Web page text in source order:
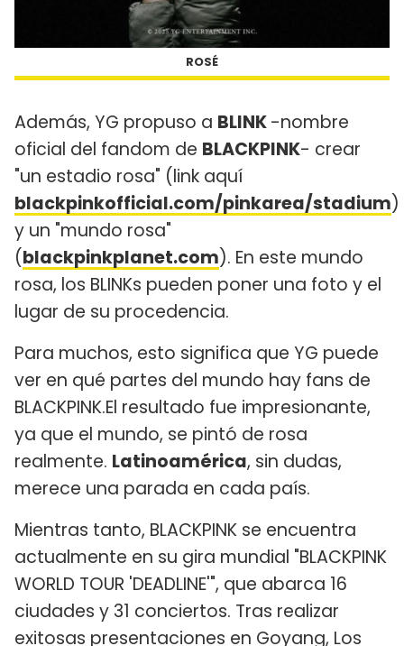
ROSÉ
Además, YG propuso a BLINK-nombre
oficial del fandom de BLACKPINK- crear
"un estadio rosa" (link aquí
blackpinkofficial.com/pinkarea/stadium)
y un "mundo rosa"
(blackpinkplanet.com). En este mundo
rosa, los BLINKs pueden poner una foto y el
lugar de su procedencia.
Para muchos, esto significa que YG puede
ver en qué partes del mundo hay fans de
BLACKPINK.El resultado fue impresionante,
ya que el mundo, se pintó de rosa
realmente. Latinoamérica, sin dudas,
merece una parada en cada país.
Mientras tanto, BLACKPINK se encuentra
actualmente en su gira mundial "BLACKPINK
WORLD TOUR 'DEADLINE'", que abarca 16
ciudades y 31 conciertos. Tras realizar
exitosas presentaciones en Goyang, Los